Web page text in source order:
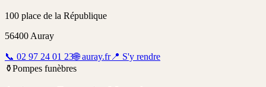
100 place de la République
56400 Auray
📞 02 97 24 01 23🌐 auray.fr📍 S'y rendre
⚱️Pompes funèbres